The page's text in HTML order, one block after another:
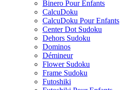
Binero Pour Enfants
CalcuDoku
CalcuDoku Pour Enfants
Center Dot Sudoku
Dehors Sudoku
Dominos
Démineur
Flower Sudoku
Frame Sudoku
Futoshiki